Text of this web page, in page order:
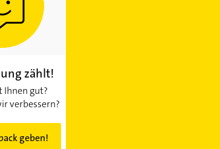
zählt!
Ihnen gut?
verbessern?
geben!